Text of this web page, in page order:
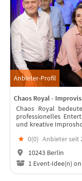
Anbieter-Profil
Chaos Royal -
Chaos Royal
professionelles
und kreative
★ 0(0) Anbieter seit
10243 Berlin
1 Event-Idee(n)